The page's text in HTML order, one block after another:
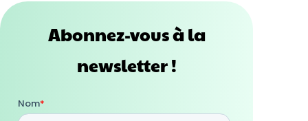
Abonnez-vous à la
newsletter !